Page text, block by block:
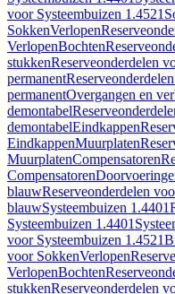
voor Systeembuizen 1.4521
SokkenVerlopen
VerlopenBochten
stukkenReserveonderdelen
permanent
permanentOvergangen en
demontabel
demontabelEindkappen
EindkappenMuurplaten
MuurplatenCompensatoren
Compensatoren
blauwReserveonderdelen
blauwSysteembuizen 1.4401
Systeembuizen 1.4401
voor Systeembuizen 1.4521
voor SokkenVerlopen
VerlopenBochten
stukkenReserveonderdelen